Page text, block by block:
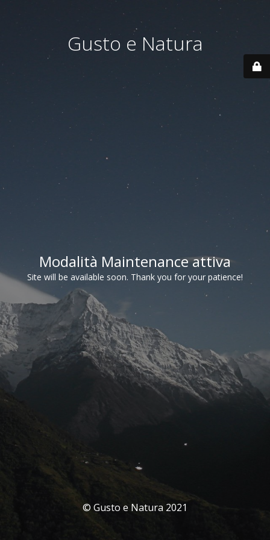
Gusto e Natura
Modalità Maintenance attiva
Site will be available soon. Thank you for your patience!
© Gusto e Natura 2021